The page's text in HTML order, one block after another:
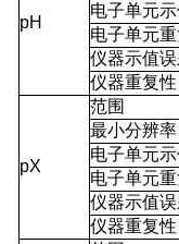
pH
电子单元
电子单元
仪器示值
仪器重复性
pX
范围
最小分辨率
电子单元
电子单元
仪器示值
仪器重复性